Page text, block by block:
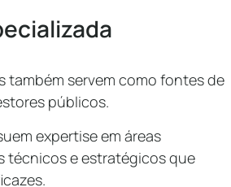
também servem como fontes de
públicos.
expertise em áreas
e estratégicos que